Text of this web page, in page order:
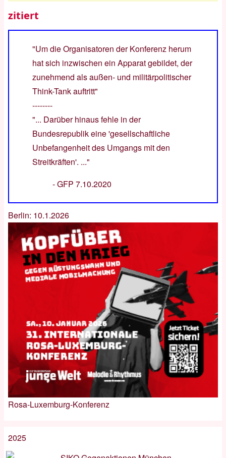
zitiert
"Um die Organisatoren der Konferenz herum
hat sich inzwischen ein Apparat gebildet, der
zunehmend als außen- und militärpolitischer
Think-Tank auftritt"
--------
"... Darüber hinaus fehle in der
Bundesrepublik eine 'gesellschaftliche
Unbefangenheit des Umgangs mit den
Streitkräften'. ..."
-GFP 7.10.2020
Berlin: 10.1.2026
Rosa-Luxemburg-Konferenz
2025